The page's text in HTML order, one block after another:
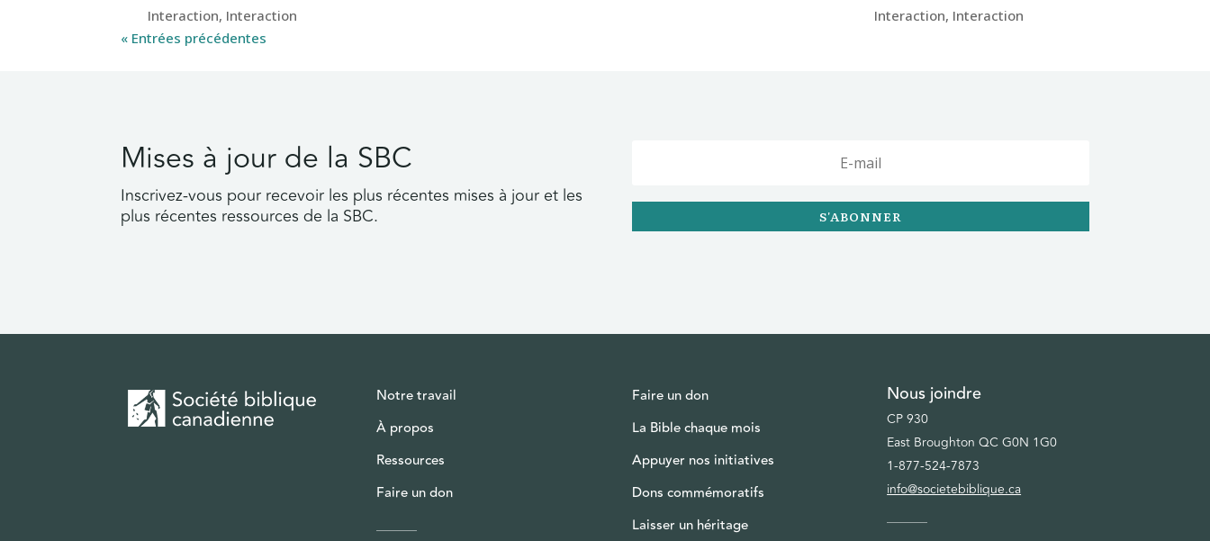
Interaction, Interaction Interaction, Interaction
« Entrées précédentes
Mises à jour de la SBC
Inscrivez-vous pour recevoir les plus récentes mises à jour et les
plus récentes ressources de la SBC.
S'ABONNER
Notre travail
À propos
Ressources
Faire un don
Faire un don
La Bible chaque mois
Appuyer nos initiatives
Dons commémoratifs
Laisser un héritage
Nous joindre
CP 930
East Broughton QC G0N 1G0
1-877-524-7873
info@societebiblique.ca